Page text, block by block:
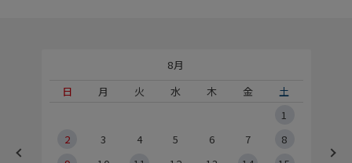
8月
日
月 火 水 木 金
土
1
2
3 4 5 6 7
8